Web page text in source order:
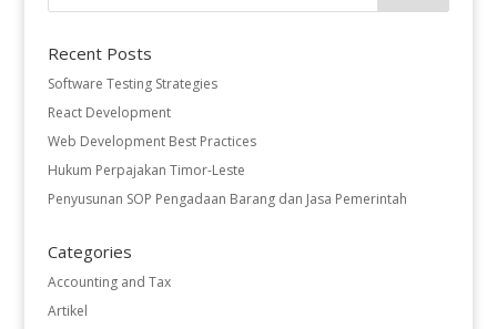
Recent Posts
Software Testing Strategies
React Development
Web Development Best Practices
Hukum Perpajakan Timor-Leste
Penyusunan SOP Pengadaan Barang dan Jasa Pemerintah
Categories
Accounting and Tax
Artikel